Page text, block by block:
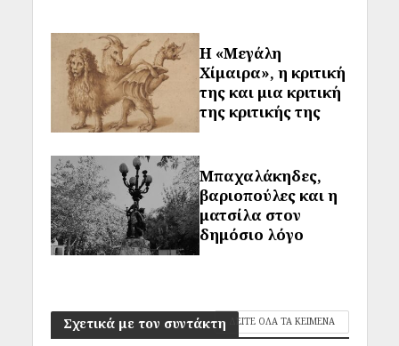
Η «Μεγάλη
Χίμαιρα», η κριτική
της και μια κριτική
της κριτικής της
Μπαχαλάκηδες,
βαριοπούλες και η
ματσίλα στον
δημόσιο λόγο
Σχετικά με τον συντάκτη ΔΕΙΤΕ ΟΛΑ ΤΑ ΚΕΙΜΕΝΑ